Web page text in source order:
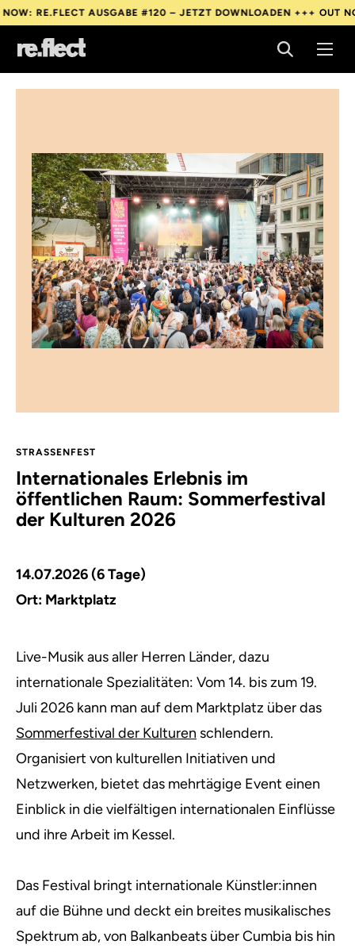
AUSGABE #120 – JETZT DOWNLOADEN +++OUT NOW:
AUSGABE #120 – JETZT DOWNLOADEN +++
STRASSENFEST
Internationales Erlebnis im
öffentlichen Raum: Sommerfestival
der Kulturen 2026
14.07.2026 (6 Tage)
Ort: Marktplatz
Live-Musik aus aller Herren Länder, dazu
internationale Spezialitäten: Vom 14. bis zum 19.
Juli 2026 kann man auf dem Marktplatz über das
Sommerfestival der Kulturen schlendern.
Organisiert von kulturellen Initiativen und
Netzwerken, bietet das mehrtägige Event einen
Einblick in die vielfältigen internationalen Einflüsse
und ihre Arbeit im Kessel.
Das Festival bringt internationale Künstler:innen
auf die Bühne und deckt ein breites musikalisches
Spektrum ab, von Balkanbeats über Cumbia bis hin